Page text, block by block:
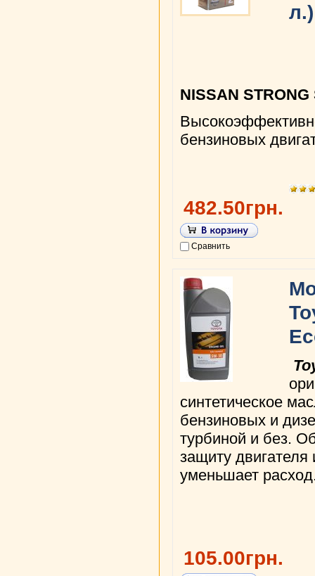
л.)
NISSAN
бензиновых
482.50грн.
Сравнить
синтетическое
бензиновых и
турбиной и без.
защиту двигателя
уменьшает
105.00грн.